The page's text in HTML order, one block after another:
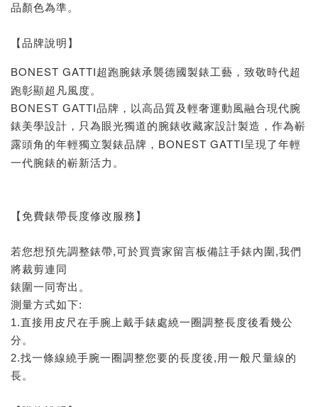
品顏色為準。
【品牌說明】
BONEST GATTI超跑腕錶承襲德國製錶工藝，致敬時代超
跑彰顯超凡風度。
BONEST GATTI品牌，以高品質及輕奢運動風融合現代腕
錶美學設計，只為眼光獨道的腕錶收藏家設計製造，作為嶄
露頭角的年輕獨立製錶品牌， BONEST GATTI呈現了年輕
一代腕錶的嶄新活力。
【免費錶帶長度修改服務】
若您想預先調整錶帶,可於買賣家留言板備註手錶內圍,我們
將裁剪連同
錶圍一同寄出。
測量方式如下:
1.直接用皮尺在手腕上戴手錶處繞一圈調整長度後看幾公
分。
2.找一條線繞手腕一圈調整您要的長度後,用一般尺量線的
長。